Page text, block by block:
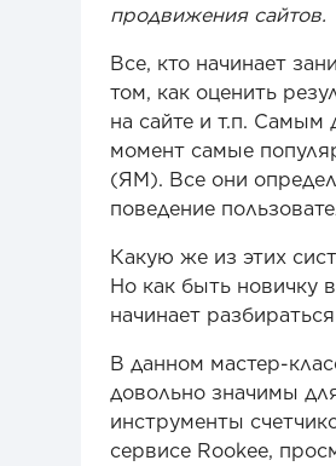
продвижения сайтов.
Все, кто начинает
том, как оценить
на сайте и т.п. Самым
момент самые
(ЯМ). Все они
поведение
Какую же из этих
Но как быть новичку
начинает
В данном мастер-
довольно значимы
инструменты
сервисе Rookee,